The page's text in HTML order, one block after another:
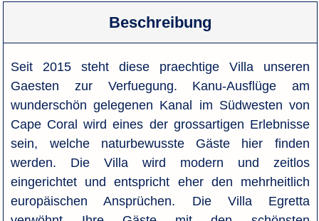
Beschreibung
Seit 2015 steht diese praechtige Villa unseren
Gaesten zur Verfuegung. Kanu-Ausflüge am
wunderschön gelegenen Kanal im Südwesten von
Cape Coral wird eines der grossartigen Erlebnisse
sein, welche naturbewusste Gäste hier finden
werden. Die Villa wird modern und zeitlos
eingerichtet und entspricht eher den mehrheitlich
europäischen Ansprüchen. Die Villa Egretta